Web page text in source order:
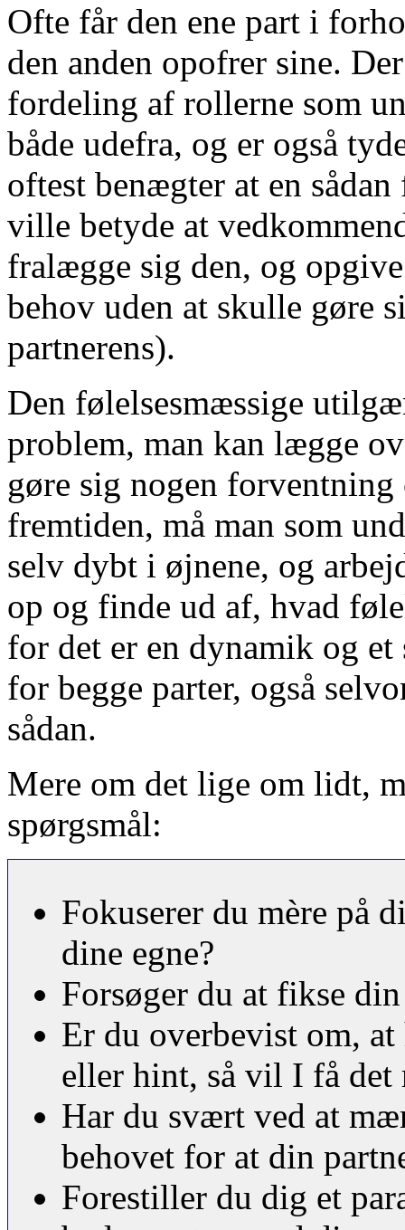
Ofte får den ene part i
den anden opofrer sine.
fordeling af rollerne som
både udefra, og er også
oftest benægter at en
ville betyde at
fralægge sig den, og
behov uden at skulle gøre
partnerens).
Den følelsesmæssige
problem, man kan lægge
gøre sig nogen
fremtiden, må man som
selv dybt i øjnene, og
op og finde ud af, hvad
for det er en dynamik og
for begge parter, også
sådan.
Mere om det lige om lidt,
spørgsmål:
Fokuserer du mère på
dine egne?
Forsøger du at fikse
Er du overbevist om,
eller hint, så vil I få det
Har du svært ved at
behovet for at din
Forestiller du dig et